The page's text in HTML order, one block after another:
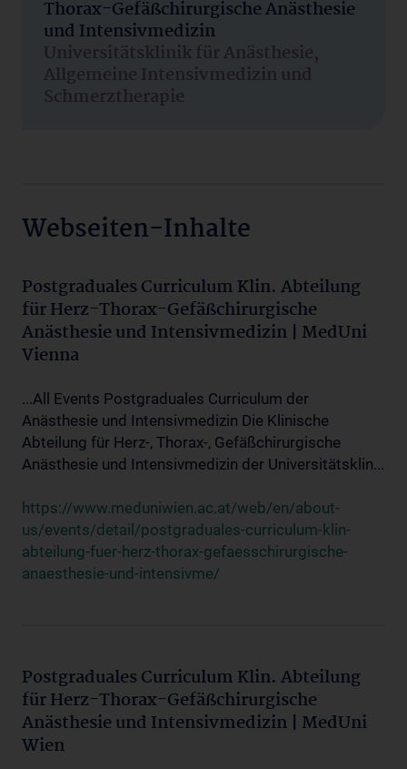
Thorax-Gefäßchirurgische Anästhesie
und Intensivmedizin
Universitätsklinik für Anästhesie,
Allgemeine Intensivmedizin und
Schmerztherapie
Webseiten-Inhalte
Postgraduales Curriculum Klin. Abteilung
für Herz-Thorax-Gefäßchirurgische
Anästhesie und Intensivmedizin | MedUni
Vienna
...All Events Postgraduales Curriculum der
Anästhesie und Intensivmedizin Die Klinische
Abteilung für Herz-, Thorax-, Gefäßchirurgische
Anästhesie und Intensivmedizin der Universitätsklin...
https://www.meduniwien.ac.at/web/en/about-
us/events/detail/postgraduales-curriculum-klin-
abteilung-fuer-herz-thorax-gefaesschirurgische-
anaesthesie-und-intensivme/
Postgraduales Curriculum Klin. Abteilung
für Herz-Thorax-Gefäßchirurgische
Anästhesie und Intensivmedizin | MedUni
Wien